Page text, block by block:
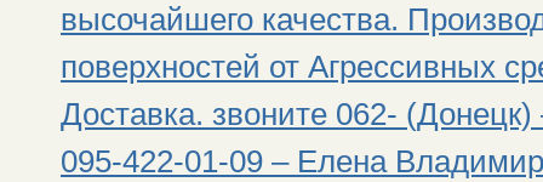
высочайшего качества.
поверхностей от Агрессивных
Доставка. звоните 062-
095-422-01-09 – Елена